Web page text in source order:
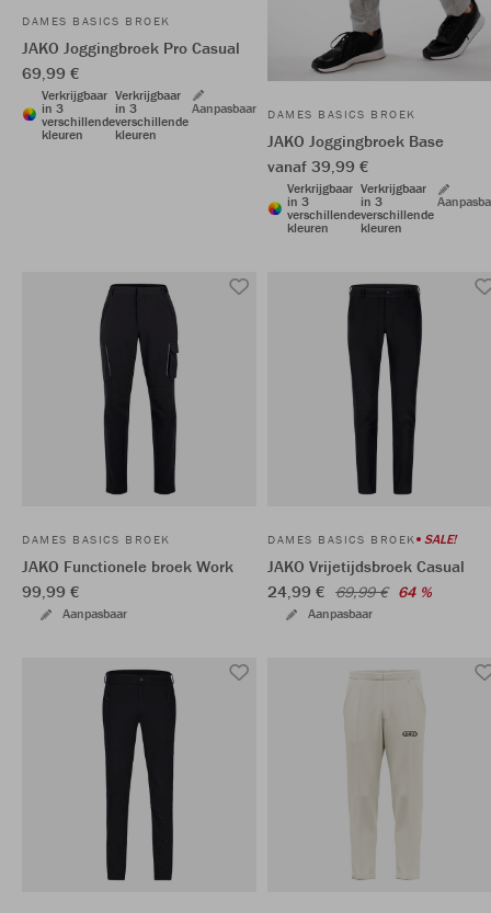
DAMES BASICS BROEK
JAKO Joggingbroek Pro Casual
69,99 €
Verkrijgbaar
in 3
verschillende
kleuren
Verkrijgbaar
in 3
verschillende
kleuren
Aanpasbaar DAMES BASICS BROEK
JAKO Joggingbroek Base
vanaf 39,99 €
Verkrijgbaar
in 3
verschillende
kleuren
Verkrijgbaar
in 3
verschillende
kleuren
DAMES BASICS BROEK
JAKO Functionele broek Work
99,99 €
Aanpasbaar
DAMES BASICS BROEK SALE!
JAKO Vrijetijdsbroek Casual
24,99 € 69,99 € 64 %
Aanpasbaar